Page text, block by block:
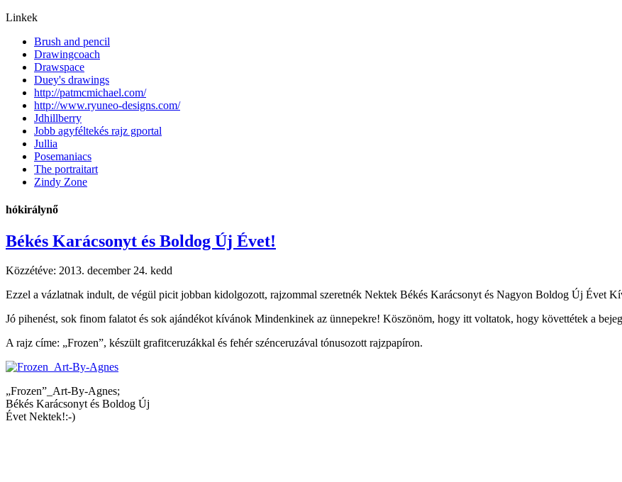
Linkek
Brush and pencil
Drawingcoach
Drawspace
Duey's drawings
http://patmcmichael.com/
http://www.ryuneo-designs.com/
Jdhillberry
Jobb agyféltekés rajz gportal
Jullia
Posemaniacs
The portraitart
Zindy Zone
hókirálynő
Békés Karácsonyt és Boldog Új Évet!
Közzétéve: 2013. december 24. kedd
Ezzel a vázlatnak indult, de végül picit jobban kidolgozott, rajzommal szeretnék Nektek Békés Karácsonyt és Nagyon Boldog Új Évet
Jó pihenést, sok finom falatot és sok ajándékot kívánok Mindenkinek az ünnepekre! Köszönöm, hogy itt voltatok, hogy követtétek a
A rajz címe: „Frozen”, készült grafitceruzákkal és fehér szénceruzával tónusozott rajzpapíron.
„Frozen”_Art-By-Agnes;
Békés Karácsonyt és Boldog Új
Évet Nektek!:-)